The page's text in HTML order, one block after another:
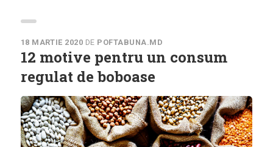
Rețete
Bucătării
Românească
18 MARTIE 2020 DE POFTABUNA.MD
12 motive pentru un consum
regulat de boboase